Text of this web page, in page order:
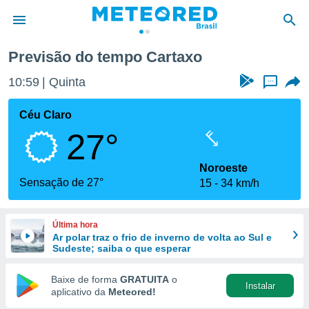
da
fornecidas
a este
das
e
forma
digital
Previsão do tempo Cartaxo
10:59 Quinta ...
Céu Claro
27°
Sensação de 27°
Noroeste
15
34 km/h
Última hora
Ar polar traz o frio de inverno de volta ao Sul e
Sudeste; saiba o que esperar
Baixe de forma GRATUITA o
aplicativo da Meteored!
Instalar